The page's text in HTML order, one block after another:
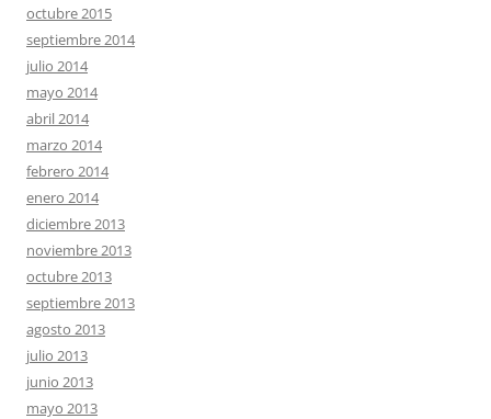
octubre 2015
septiembre 2014
julio 2014
mayo 2014
abril 2014
marzo 2014
febrero 2014
enero 2014
diciembre 2013
noviembre 2013
octubre 2013
septiembre 2013
agosto 2013
julio 2013
junio 2013
mayo 2013